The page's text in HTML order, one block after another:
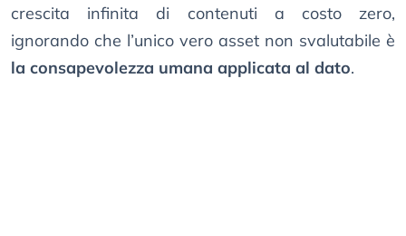
crescita infinita di contenuti a costo zero,
ignorando che l’unico vero asset non svalutabile è
la consapevolezza umana applicata al dato.